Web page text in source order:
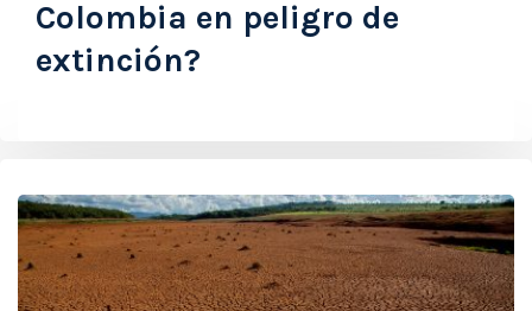
Colombia en peligro de
extinción?